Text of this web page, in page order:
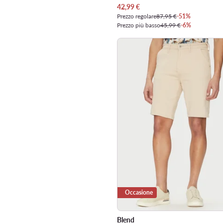
Prezzo attuale
42,99€
Prezzo regolare87,95 €-51%
Prezzo più basso45,99 €-6%
Occasione
Blend